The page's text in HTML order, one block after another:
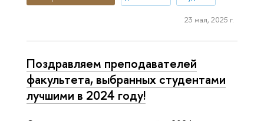
23 мая, 2025 г.
Поздравляем преподавателей
факультета, выбранных студентами
лучшими в 2024 году!